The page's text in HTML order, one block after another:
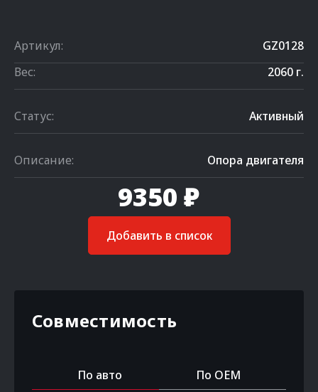
Артикул:
GZ0128
Вес:
2060 г.
Статус: Активный
Описание: Опора двигателя
9350 ₽
Добавить в список
Совместимость
По авто По OEM